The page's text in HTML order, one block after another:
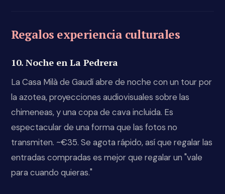
Regalos experiencia culturales
10. Noche en La Pedrera
La Casa Milà de Gaudí abre de noche con un tour por
la azotea, proyecciones audiovisuales sobre las
chimeneas, y una copa de cava incluida. Es
espectacular de una forma que las fotos no
transmiten. ~€35. Se agota rápido, así que regalar las
entradas compradas es mejor que regalar un "vale
para cuando quieras."